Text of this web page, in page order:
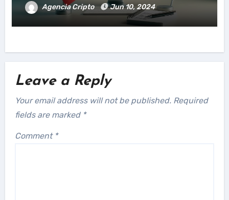
Agencia Cripto Jun 10, 2024
Leave a Reply
Your email address will not be published. Required
fields are marked *
Comment *